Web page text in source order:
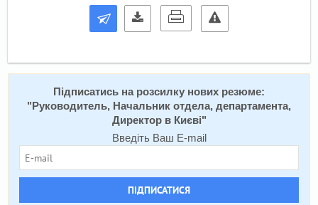
Підписатись на розсилку нових резюме:
" Руководитель, Начальник отдела, департамента,
Директор в Києві"
Введіть Ваш E-mail
ПІДПИСАТИСЯ